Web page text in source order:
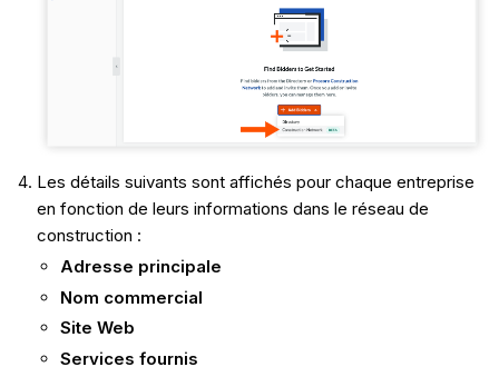
Les détails suivants sont affichés pour chaque entreprise
en fonction de leurs informations dans le réseau de
construction :
Adresse principale
Nom commercial
Site Web
Services fournis